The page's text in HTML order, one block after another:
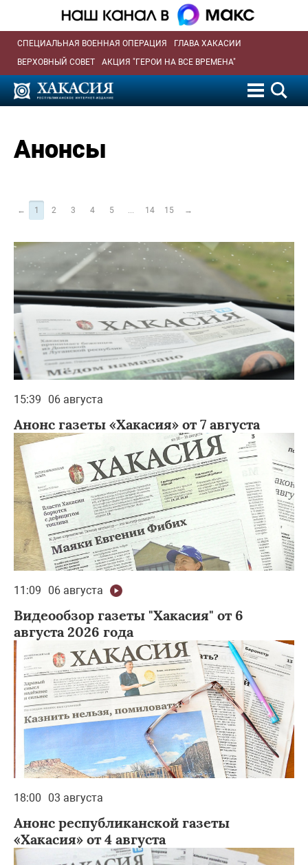
СПЕЦИАЛЬНАЯ ВОЕННАЯ ОПЕРАЦИЯ
ГЛАВА ХАКАСИИ
ВЕРХОВНЫЙ СОВЕТ
АКЦИЯ "ГЕРОИ НА ВСЕ ВРЕМЕНА"
Анонсы
← 1 2 3 4 5 14 15 →
15:39 06 августа
Анонс газеты «Хакасия» от 7 августа
11:09 06 августа
Видеообзор газеты "Хакасия" от 6
августа 2026 года
18:00 03 августа
Анонс республиканской газеты
«Хакасия» от 4 августа